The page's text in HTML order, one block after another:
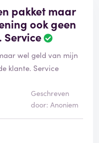
pakket maar
ook geen
wel geld van mijn
klante. Service
Geschreven
door: Anoniem